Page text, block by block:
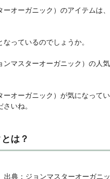
オーガニック）のアイテムは
っているのでしょうか。
マスターオーガニック）の人
オーガニック）が気になって
いね。
は？
出典：ジョンマスターオーガニ